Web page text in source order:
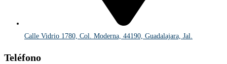
Calle Vidrio 1780, Col. Moderna, 44190, Guadalajara, Jal.
Teléfono